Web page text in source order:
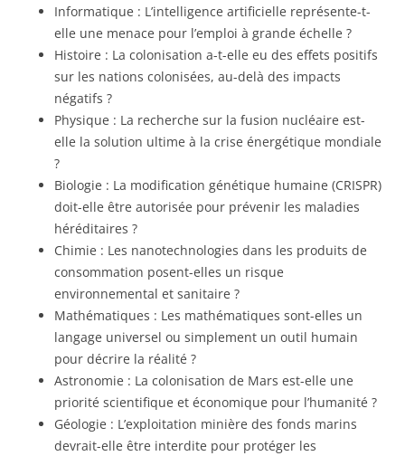
Informatique : L’intelligence artificielle représente-t-
elle une menace pour l’emploi à grande échelle ?
Histoire : La colonisation a-t-elle eu des effets positifs
sur les nations colonisées, au-delà des impacts
négatifs ?
Physique : La recherche sur la fusion nucléaire est-
elle la solution ultime à la crise énergétique mondiale
?
Biologie : La modification génétique humaine (CRISPR)
doit-elle être autorisée pour prévenir les maladies
héréditaires ?
Chimie : Les nanotechnologies dans les produits de
consommation posent-elles un risque
environnemental et sanitaire ?
Mathématiques : Les mathématiques sont-elles un
langage universel ou simplement un outil humain
pour décrire la réalité ?
Astronomie : La colonisation de Mars est-elle une
priorité scientifique et économique pour l’humanité ?
Géologie : L’exploitation minière des fonds marins
devrait-elle être interdite pour protéger les